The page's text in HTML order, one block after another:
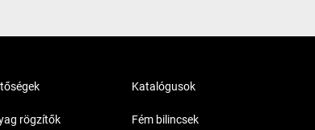
rögzítők
Katalógusok
Fém bilincsek